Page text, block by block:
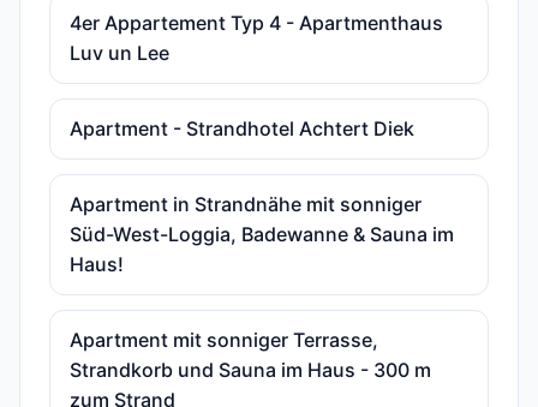
4er Appartement Typ 4 - Apartmenthaus
Luv un Lee
Apartment - Strandhotel Achtert Diek
Apartment in Strandnähe mit sonniger
Süd-West-Loggia, Badewanne & Sauna im
Haus!
Apartment mit sonniger Terrasse,
Strandkorb und Sauna im Haus - 300 m
zum Strand